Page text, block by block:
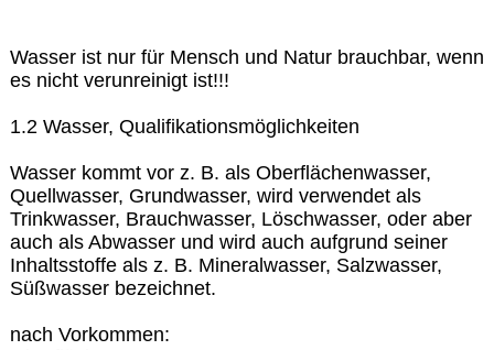
Wasser ist nur für Mensch und Natur brauchbar, wenn
es nicht verunreinigt ist!!!
1.2 Wasser, Qualifikationsmöglichkeiten
Wasser kommt vor z. B. als Oberflächenwasser,
Quellwasser, Grundwasser, wird verwendet als
Trinkwasser, Brauchwasser, Löschwasser, oder aber
auch als Abwasser und wird auch aufgrund seiner
Inhaltsstoffe als z. B. Mineralwasser, Salzwasser,
Süßwasser bezeichnet.
nach Vorkommen: